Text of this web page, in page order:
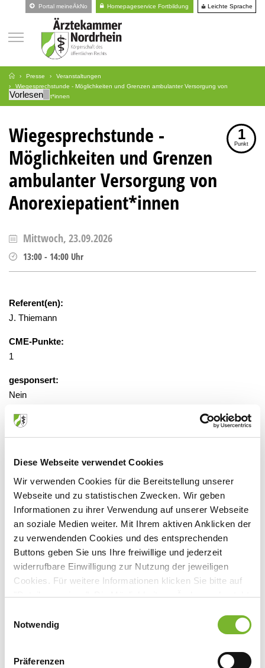
Diese Webseite verwendet Cookies
Wir verwenden Cookies für die Bereitstellung unserer
Webseite und zu statistischen Zwecken. Wir geben
Informationen zu ihrer Verwendung auf unserer Webseite
an soziale Medien weiter. Mit Ihrem aktiven Anklicken der
zu verwendenden Cookies und des entsprechenden
Buttons geben Sie uns Ihre freiwillige und jederzeit
widerrufbare Einwilligung zur Nutzung der jeweiligen
Cookies. Für weitere Informationen klicken Sie bitte auf
"Details anzeigen". Die Möglichkeit zur Änderung besteht
Datenschutzerklärung
Notwendig
Präferenzen
Portal meineÄkNo Homepageservice Fortbildung Leichte Sprache
Presse
Veranstaltungen
Wiegesprechstunde - Möglichkeiten und Grenzen ambulanter Versorgung von
Anorexiepatient*innen
Vorlesen
Wiegesprechstunde -
Möglichkeiten und Grenzen
ambulanter Versorgung von
Anorexiepatient*innen
1
Punkt
Mittwoch, 23.09.2026
13:00 - 14:00 Uhr
Referent(en):
J. Thiemann
CME-Punkte:
1
gesponsert:
Nein
gebührenfrei
Veranstaltungsort:
LVR-Universitätsklinikum, KJP
Wickenburgstaße 21, 45147 Essen
Anbieter:
LVR-Klinikum Essen Klinik / Institut der Universität zu
Frau Henneck
45147 Essen